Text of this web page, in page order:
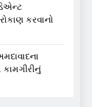
કરવાનો